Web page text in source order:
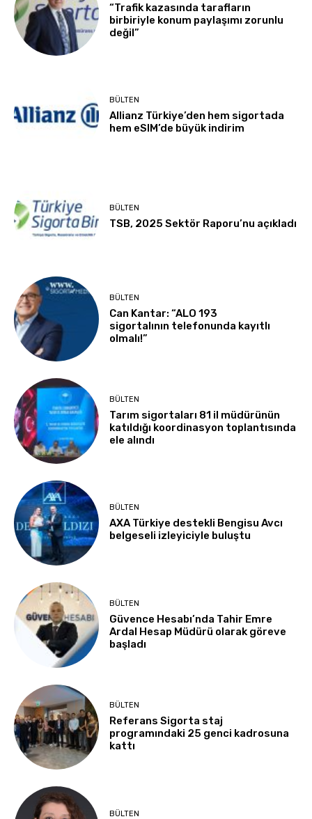
“Trafik kazasında tarafların
birbiriyle konum paylaşımı zorunlu
değil”
BÜLTEN
Allianz Türkiye’den hem sigortada
hem eSIM’de büyük indirim
BÜLTEN
TSB, 2025 Sektör Raporu’nu açıkladı
BÜLTEN
Can Kantar: “ALO 193
sigortalının telefonunda kayıtlı
olmalı!”
BÜLTEN
Tarım sigortaları 81 il müdürünün
katıldığı koordinasyon toplantısında
ele alındı
BÜLTEN
AXA Türkiye destekli Bengisu Avcı
belgeseli izleyiciyle buluştu
BÜLTEN
Güvence Hesabı’nda Tahir Emre
Ardal Hesap Müdürü olarak göreve
başladı
BÜLTEN
Referans Sigorta staj
programındaki 25 genci kadrosuna
kattı
BÜLTEN